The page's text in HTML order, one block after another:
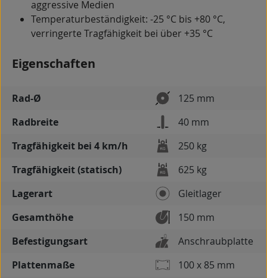
aggressive Medien
Temperaturbeständigkeit: -25 °C bis +80 °C,
verringerte Tragfähigkeit bei über +35 °C
Eigenschaften
Rad-Ø
125 mm
Radbreite
40 mm
Tragfähigkeit bei 4 km/h
250 kg
Tragfähigkeit (statisch)
625 kg
Lagerart
Gleitlager
Gesamthöhe
150 mm
Befestigungsart
Anschraubplatte
Plattenmaße
100 x 85 mm